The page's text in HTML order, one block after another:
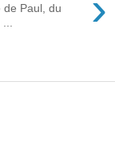
de Paul, du